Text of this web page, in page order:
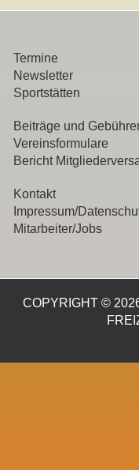
Termine
Newsletter
Sportstätten
Beiträge und
Vereinsformulare
Bericht
Kontakt
Impressum/
Mitarbeiter/Jobs
COPYRIGHT ©